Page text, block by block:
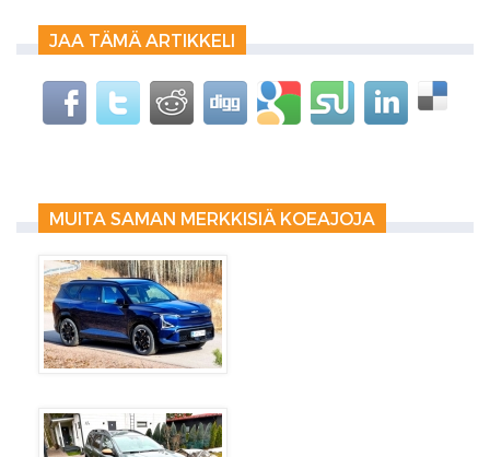
JAA TÄMÄ ARTIKKELI
MUITA SAMAN MERKKISIÄ KOEAJOJA